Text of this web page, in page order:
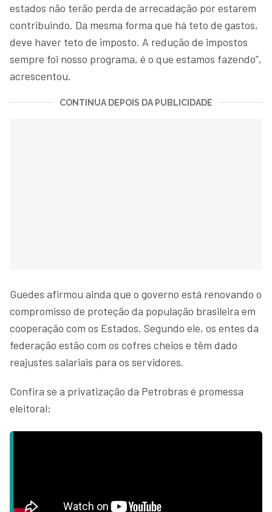
estados não terão perda de arrecadação por estarem
contribuindo. Da mesma forma que há teto de gastos,
deve haver teto de imposto. A redução de impostos
sempre foi nosso programa, é o que estamos fazendo”,
acrescentou.
CONTINUA DEPOIS DA PUBLICIDADE
Guedes afirmou ainda que o governo está renovando o
compromisso de proteção da população brasileira em
cooperação com os Estados. Segundo ele, os entes da
federação estão com os cofres cheios e têm dado
reajustes salariais para os servidores.
Confira se a privatização da Petrobras é promessa
eleitoral: